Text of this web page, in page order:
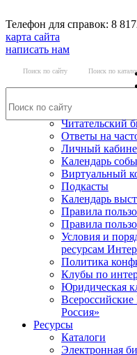
Телефон для справок: 8
карта сайта
написать нам
Поиск по сайту Поиск по
Ответы на
Личный
Календарь
Виртуальный
Подкасты
Календарь
Правила
Правила
Условия и
ресурсам
Политика
Клубы по
Юридическая
Всероссийские
Россия»
Ресурсы
Каталоги
Электронная